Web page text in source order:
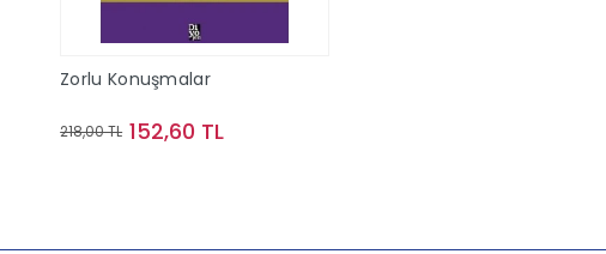
Zorlu Konuşmalar
218,00 TL 152,60 TL